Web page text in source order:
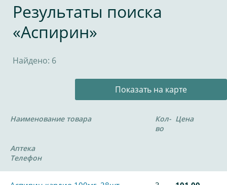
Результаты поиска
«Аспирин»
Найдено: 6
Показать на карте
Наименование товара
Кол-
во
Цена
Аптека
Телефон